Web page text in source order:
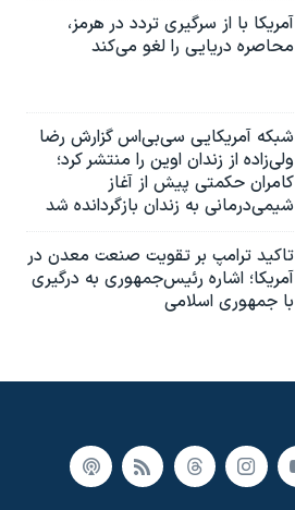
آمریکا با از سرگیری تردد در هرمز،
محاصره دریایی را لغو می‌کند
شبکه آمریکایی سی‌بی‌‌اس گزارش رضا
ولی‌زاده از زندان اوین را منتشر کرد؛
کامران حکمتی پیش از آغاز
شیمی‌درمانی به زندان بازگردانده شد
تاکید ترامپ بر تقویت صنعت معدن در
آمریکا؛ اشاره رئیس‌جمهوری به درگیری
با جمهوری اسلامی